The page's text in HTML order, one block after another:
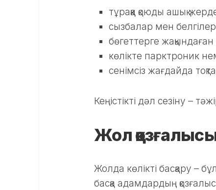
тұраққа қоюды ашық
сызбалар мен
бөгеттерге
көлікте парктроник
сенімсіз жағдайда
Кеңістікті дәл сезіну –
Жол
Жолда көлікті басқару –
басқа адамдардың